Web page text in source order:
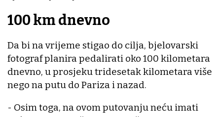
100 km dnevno
Da bi na vrijeme stigao do cilja, bjelovarski
fotograf planira pedalirati oko 100 kilometara
dnevno, u prosjeku tridesetak kilometara više
nego na putu do Pariza i nazad.
- Osim toga, na ovom putovanju neću imati